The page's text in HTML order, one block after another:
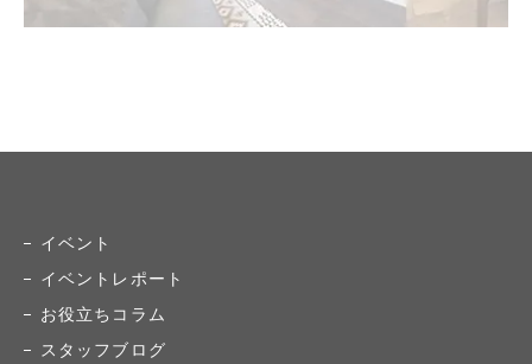
イベント
イベントレポート
お役立ちコラム
スタッフブログ